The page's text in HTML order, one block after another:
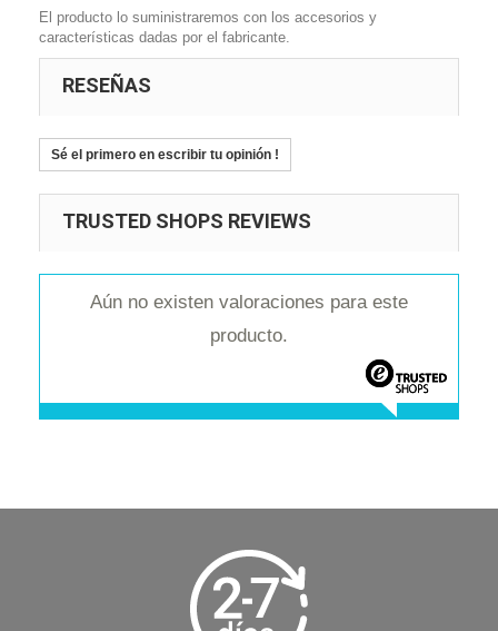
El producto lo suministraremos con los accesorios y
características dadas por el fabricante.
RESEÑAS
Sé el primero en escribir tu opinión !
TRUSTED SHOPS REVIEWS
Aún no existen valoraciones para este
producto.